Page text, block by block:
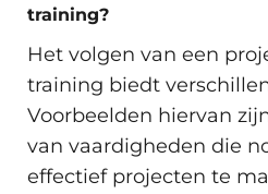
training?
Het volgen van een
training biedt
Voorbeelden hiervan
van vaardigheden die
effectief projecten te